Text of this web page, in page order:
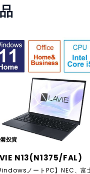
投資
N13(N1375/FAL)